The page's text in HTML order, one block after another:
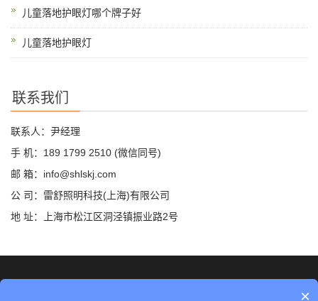
儿童落地护眼灯哪个牌子好
儿童落地护眼灯
联系我们
联系人：尹经理
手 机：189 1799 2510 (微信同号)
邮 箱：info@shlskj.com
公 司：雷舒照明科技(上海)有限公司
地 址：上海市松江区洞泾镇振业路2号
×